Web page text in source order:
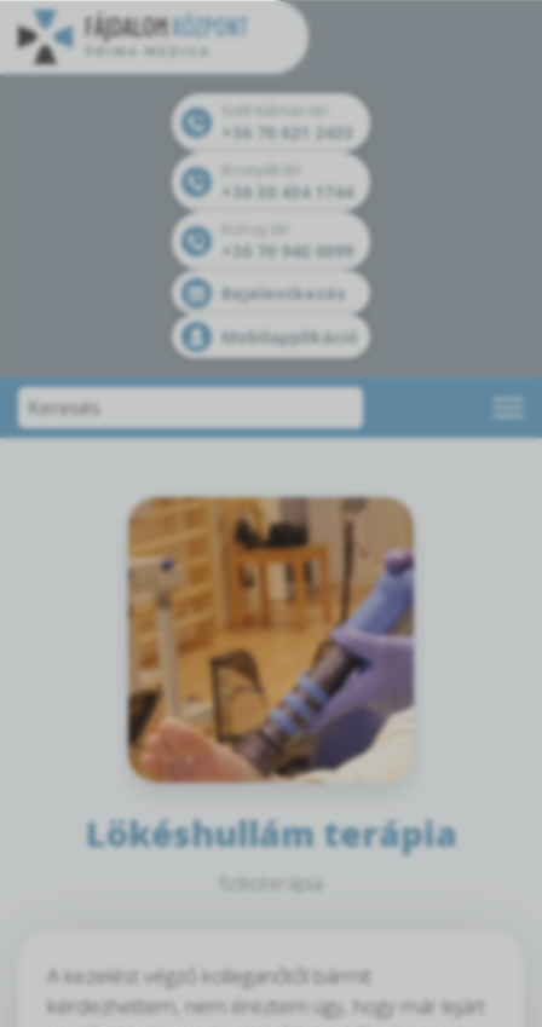
+36 70 621 2433
+36 30 434 1744
+36 70 940 0099
Bejelentkezés
Mobilapplikáció
Lökéshullám terápia
fizikoterápia
A kezelést végző kolleganőtől bármit
kérdezhettem, nem éreztem úgy, hogy már lejárt